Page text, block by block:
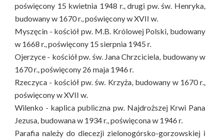
poświęcony 15 kwietnia 1948 r., drugi pw. św. Henryka,
budowany w 1670 r., poświęcony w XVII w.
Myszęcin - kościół pw. M.B. Królowej Polski, budowany
w 1668 r., poświęcony 15 sierpnia 1945 r.
Ojerzyce - kościół pw. św. Jana Chrzciciela, budowany w
1670 r., poświęcony 26 maja 1946 r.
Rzeczyca - kościół pw. św. Krzyża, budowany w 1670 r.,
poświęcony w XVII w.
Wilenko - kaplica publiczna pw. Najdroższej Krwi Pana
Jezusa, budowana w 1934 r., poświęcona w 1946 r.
Parafia należy do diecezji zielonogórsko-gorzowskiej i